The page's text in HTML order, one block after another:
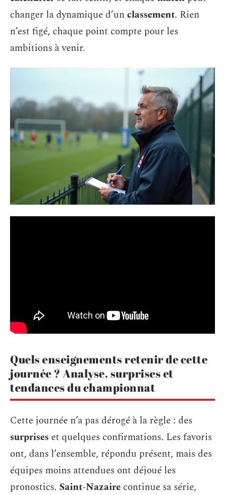
changer la dynamique d’unclassement. Rien
n’est figé, chaque point compte pour les
ambitions à venir.
Quels enseignements retenir de cette
journée ? Analyse, surprises et
tendances du championnat
Cette journée n’a pas dérogé à la règle : des
surprises et quelques confirmations. Les favoris
ont, dans l’ensemble, répondu présent, mais des
équipes moins attendues ont déjoué les
pronostics. Saint-Nazaire continue sa série,